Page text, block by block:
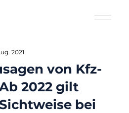
von Kfz-
2022 gilt
bei
2021